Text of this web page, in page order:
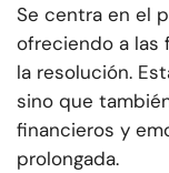
Se centra en el
ofreciendo a las
la resolución.
sino que
financieros y
prolongada.